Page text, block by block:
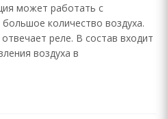
может работать с
количество воздуха.
реле. В состав входит
воздуха в